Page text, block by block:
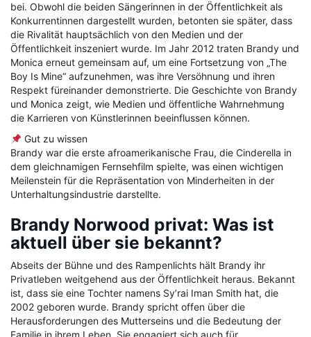
bei. Obwohl die beiden Sängerinnen in der Öffentlichkeit als
Konkurrentinnen dargestellt wurden, betonten sie später, dass
die Rivalität hauptsächlich von den Medien und der
Öffentlichkeit inszeniert wurde. Im Jahr 2012 traten Brandy und
Monica erneut gemeinsam auf, um eine Fortsetzung von „The
Boy Is Mine“ aufzunehmen, was ihre Versöhnung und ihren
Respekt füreinander demonstrierte. Die Geschichte von Brandy
und Monica zeigt, wie Medien und öffentliche Wahrnehmung
die Karrieren von Künstlerinnen beeinflussen können.
Gut zu wissen
Brandy war die erste afroamerikanische Frau, die Cinderella in
dem gleichnamigen Fernsehfilm spielte, was einen wichtigen
Meilenstein für die Repräsentation von Minderheiten in der
Unterhaltungsindustrie darstellte.
Brandy Norwood privat: Was ist
aktuell über sie bekannt?
Abseits der Bühne und des Rampenlichts hält Brandy ihr
Privatleben weitgehend aus der Öffentlichkeit heraus. Bekannt
ist, dass sie eine Tochter namens Sy’rai Iman Smith hat, die
2002 geboren wurde. Brandy spricht offen über die
Herausforderungen des Mutterseins und die Bedeutung der